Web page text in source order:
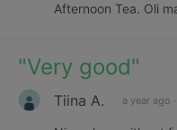
Afternoon Tea. Oli
"Very good"
Tiina A. a year ago ·